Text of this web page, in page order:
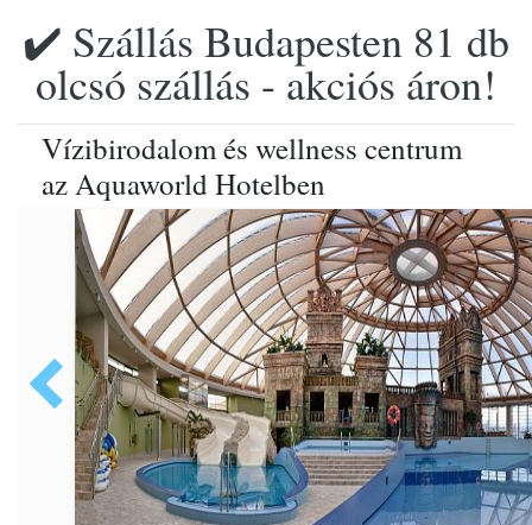
✔️ Szállás Budapesten 81 db
olcsó szállás - akciós áron!
Vízibirodalom és wellness centrum
az Aquaworld Hotelben